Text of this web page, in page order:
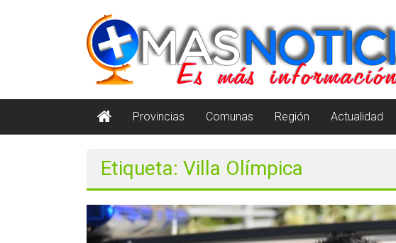
masnoticia.cl
Es
Más
Provincias
Comunas Región Actualidad
Etiqueta: Villa Olímpica